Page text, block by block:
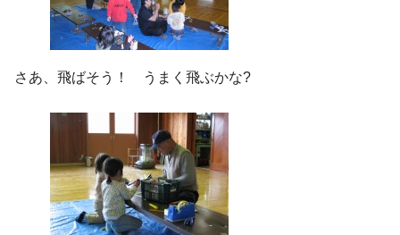
さあ、飛ばそう！ うまく飛ぶかな?